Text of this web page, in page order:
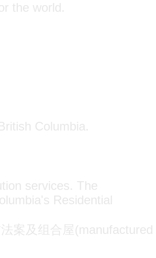
the world.
Columbia.
services. The
Residential
案及组合屋(manufactured